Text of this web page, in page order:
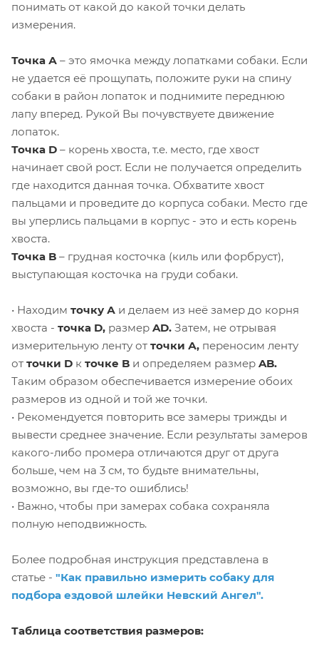
понимать от какой до какой точки делать
измерения.
Точка А – это ямочка между лопатками собаки. Если
не удается её прощупать, положите руки на спину
собаки в район лопаток и поднимите переднюю
лапу вперед. Рукой Вы почувствуете движение
лопаток.
Точка D – корень хвоста, т.е. место, где хвост
начинает свой рост. Если не получается определить
где находится данная точка. Обхватите хвост
пальцами и проведите до корпуса собаки. Место где
вы уперлись пальцами в корпус - это и есть корень
хвоста.
Точка B – грудная косточка (киль или форбруст),
выступающая косточка на груди собаки.
• Находим точку А и делаем из неё замер до корня
хвоста - точка D, размер AD. Затем, не отрывая
измерительную ленту от точки А, переносим ленту
от точки D к точке B и определяем размер AB.
Таким образом обеспечивается измерение обоих
размеров из одной и той же точки.
• Рекомендуется повторить все замеры трижды и
вывести среднее значение. Если результаты замеров
какого-либо промера отличаются друг от друга
больше, чем на 3 см, то будьте внимательны,
возможно, вы где-то ошиблись!
• Важно, чтобы при замерах собака сохраняла
полную неподвижность.
Более подробная инструкция представлена в
статье - "Как правильно измерить собаку для
подбора ездовой шлейки Невский Ангел".
Таблица соответствия размеров: